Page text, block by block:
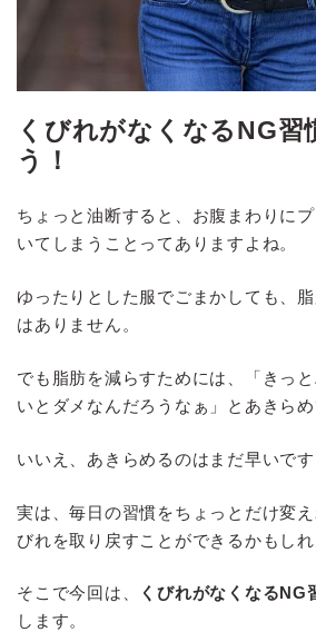
くびれがなくなるNG習
う！
ちょっと油断すると、お腹まわりに
いてしまうことってありますよね。
ゆったりとした服でごまかしても、
はありません。
でも脂肪を減らすためには、「きっ
いとダメなんだろうなぁ」とあきら
いいえ、あきらめるのはまだ早いです
実は、毎日の習慣をちょっとだけ変
びれを取り戻すことができるかもしれ
そこで今回は、 くびれがなくなるNG
します。